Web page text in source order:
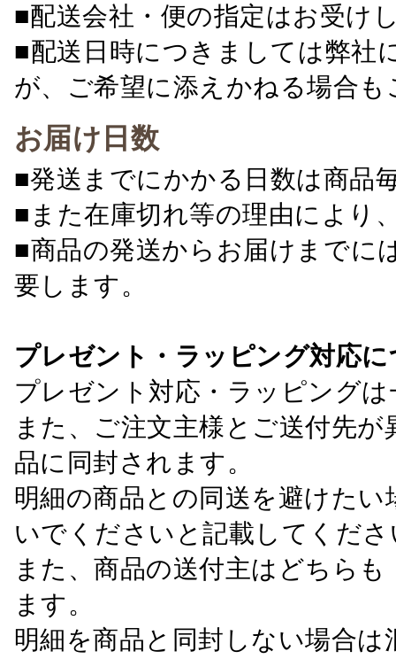
■配送会社・便の指定はお受け
■配送日時につきましては弊社
が、ご希望に添えかねる場合
お届け日数
■発送までにかかる日数は商品
■また在庫切れ等の理由により
■商品の発送からお届けまでに
要します。
プレゼント・ラッピング対応
プレゼント対応・ラッピング
また、ご注文主様とご送付先
品に同封されます。
明細の商品との同送を避けた
いでくださいと記載してくださ
また、商品の送付主はどちら
ます。
明細を商品と同封しない場合